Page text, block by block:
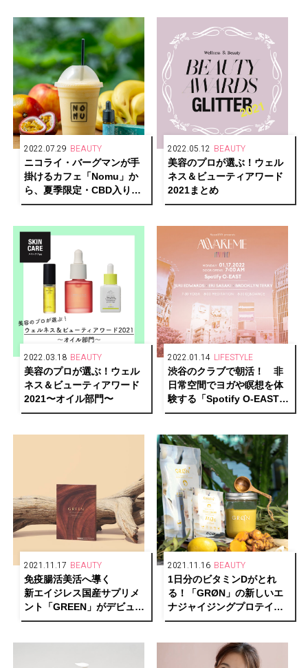
2022.07.29 BEAUTY
ニコライ・バーグマンが手
掛けるカフェ「Nomu」か
ら、夏季限定・CBD入りス
ムージーが登場
2022.05.12 BEAUTY
美容のプロが選ぶ！ウェル
ネス＆ビューティアワード
2021まとめ
2022.03.18 BEAUTY
美容のプロが選ぶ！ウェル
ネス＆ビューティアワード
2021〜オイル部門〜
2022.01.14 LIFESTYLE
渋谷のクラブで朝活！ 非
日常空間でヨガや瞑想を体
験する「Spotify O-EAST」
初のウェルネスイベントが
2021.11.17 BEAUTY
免疫腸活美活へ導く
新エイジレス国産サプリメ
ント「GREEN」がデビュ
ー。
2021.11.16 BEAUTY
1日分のビタミンDがとれ
る！「GRØN」の新しいエ
ナジャイジングプロテイン
が、毎日をエネルギッシュ